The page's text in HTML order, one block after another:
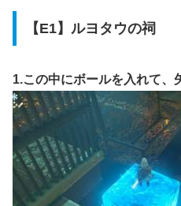
【E1】ルヨタウの祠
1.この中にボールを入れて、